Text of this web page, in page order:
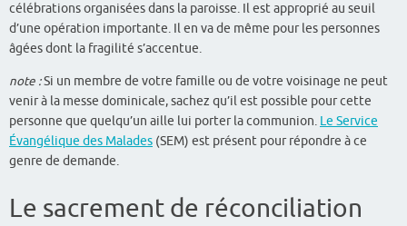
célébrations organisées dans la paroisse. Il est approprié au seuil
d’une opération importante. Il en va de même pour les personnes
âgées dont la fragilité s’accentue.
note :Si un membre de votre famille ou de votre voisinage ne peut
venir à la messe dominicale, sachez qu’il est possible pour cette
personne que quelqu’un aille lui porter la communion. Le Service
Évangélique des Malades (SEM) est présent pour répondre à ce
genre de demande.
Le sacrement de réconciliation